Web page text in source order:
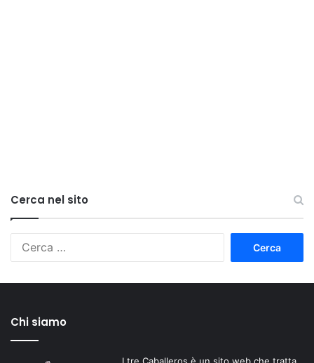
Cerca nel sito
Chi siamo
I tre Caballeros è un sito web che tratta